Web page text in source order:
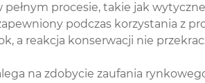
procesie, takie jak
podczas korzystania z
a reakcja konserwacji nie
na zdobycie zaufania